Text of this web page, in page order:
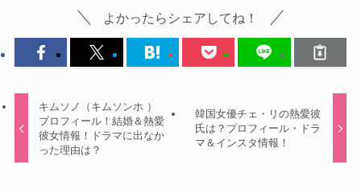
よかったらシェアしてね！
キムソノ（キムソンホ ）
プロフィール！結婚＆熱愛
彼女情報！ドラマに出なか
った理由は？
韓国女優チェ・リの熱愛彼
氏は？プロフィール・ドラ
マ＆インスタ情報！